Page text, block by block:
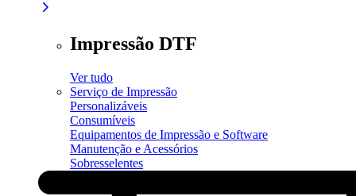
Impressão DTF
Ver tudo
Serviço de Impressão
Personalizáveis
Consumíveis
Equipamentos de Impressão e Software
Manutenção e Acessórios
Sobresselentes